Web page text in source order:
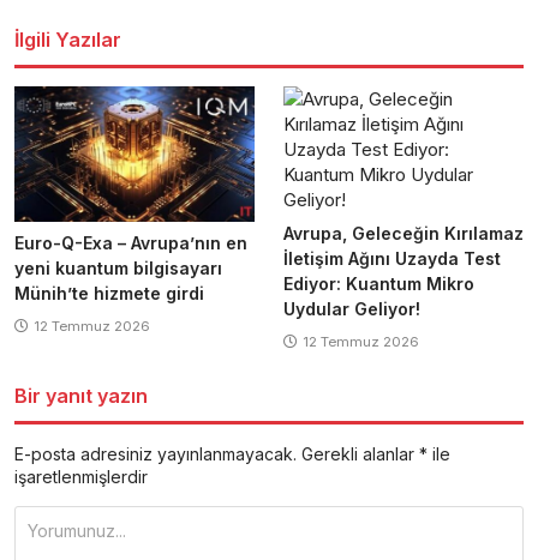
İlgili Yazılar
Euro-Q-Exa – Avrupa’nın en
yeni kuantum bilgisayarı
Münih’te hizmete girdi
12 Temmuz 2026
Avrupa, Geleceğin Kırılamaz
İletişim Ağını Uzayda Test
Ediyor: Kuantum Mikro
Uydular Geliyor!
12 Temmuz 2026
Bir yanıt yazın
E-posta adresiniz yayınlanmayacak. Gerekli alanlar * ile
işaretlenmişlerdir